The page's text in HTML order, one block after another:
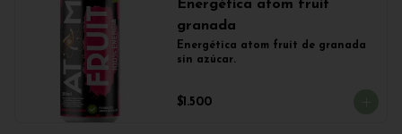
Energética atom fruit
granada
Energética atom fruit de granada
sin azúcar.
$1.500